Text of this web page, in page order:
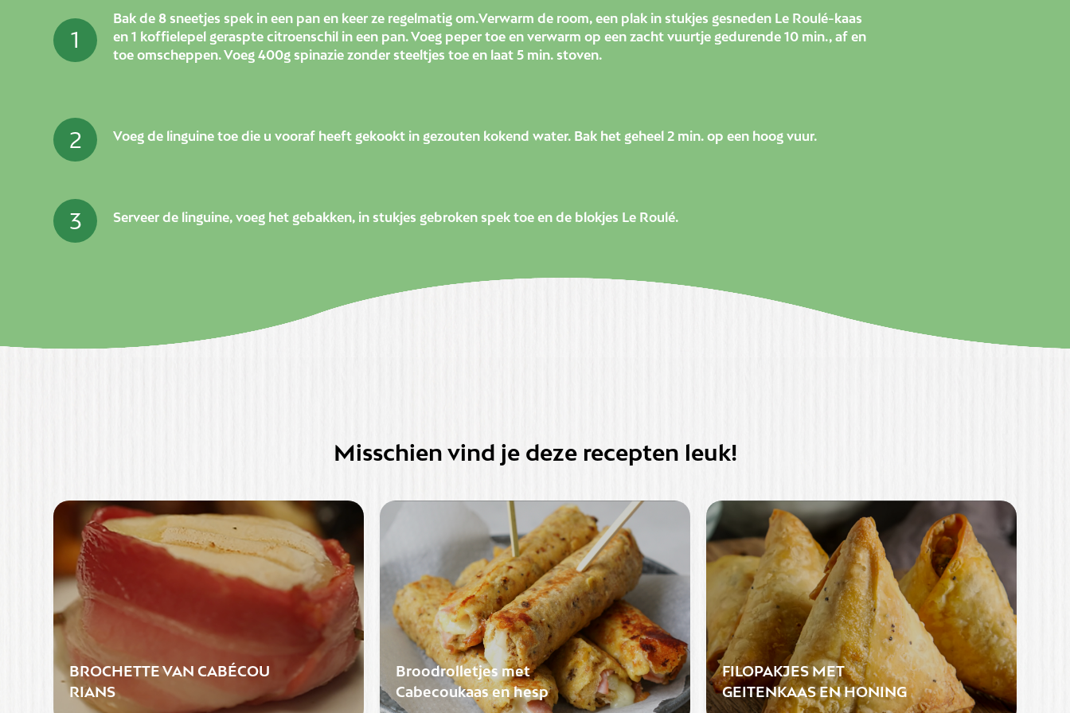
1
Bak de 8 sneetjes spek in een pan en keer ze regelmatig om.Verwarm de room, een plak in stukjes gesneden Le Roulé-kaas
en 1 koffielepel geraspte citroenschil in een pan. Voeg peper toe en verwarm op een zacht vuurtje gedurende 10 min., af en
toe omscheppen. Voeg 400g spinazie zonder steeltjes toe en laat 5 min. stoven.
2 Voeg de linguine toe die u vooraf heeft gekookt in gezouten kokend water. Bak het geheel 2 min. op een hoog vuur.
3 Serveer de linguine, voeg het gebakken, in stukjes gebroken spek toe en de blokjes Le Roulé.
Misschien vind je deze recepten leuk!
BROCHETTE VAN CABÉCOU
RIANS
Broodrolletjes met
Cabecoukaas en hesp
FILOPAKJES MET
GEITENKAAS EN HONING